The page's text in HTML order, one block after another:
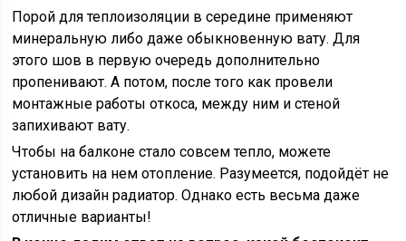
Порой для теплоизоляции в середине применяют
минеральную либо даже обыкновенную вату. Для
этого шов в первую очередь дополнительно
пропенивают. А потом, после того как провели
монтажные работы откоса, между ним и стеной
запихивают вату.
Чтобы на балконе стало совсем тепло, можете
установить на нем отопление. Разумеется, подойдёт не
любой дизайн радиатор. Однако есть весьма даже
отличные варианты!